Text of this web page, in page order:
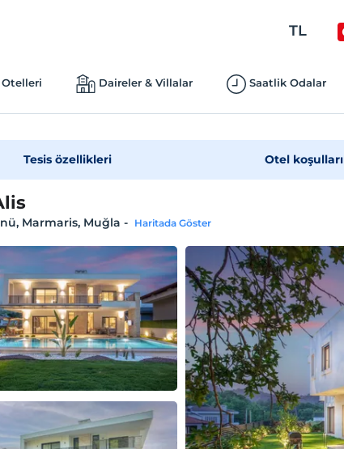
TL
Daireler & Villalar Saatlik Odalar
Tesis özellikleri Otel koşulları
Marmaris, Muğla - Haritada Göster